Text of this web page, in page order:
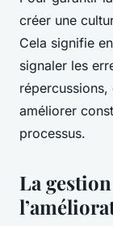
créer une
Cela signifie
signaler les
améliorer
processus.
La